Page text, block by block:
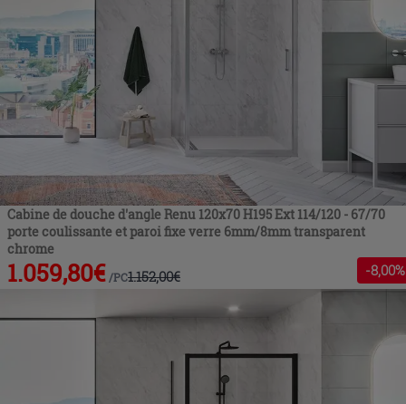
Cabine de douche d'angle Renu 120x70 H195 Ext 114/120 - 67/70
porte coulissante et paroi fixe verre 6mm/8mm transparent
chrome
1.059,80€ /PC1.152,00€ -8,00%